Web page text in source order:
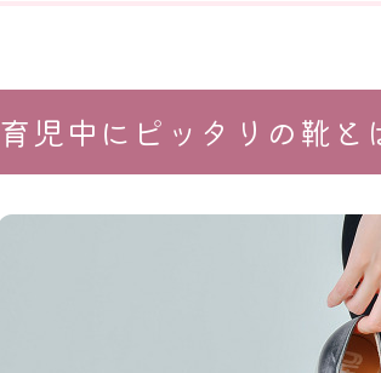
育児中にピッタリの靴と